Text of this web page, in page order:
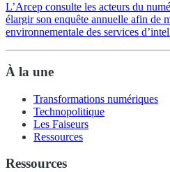
L’Arcep consulte les acteurs du
élargir son enquête annuelle afin de
environnementale des services
À la une
Transformations numériques
Technopolitique
Les Faiseurs
Ressources
Ressources